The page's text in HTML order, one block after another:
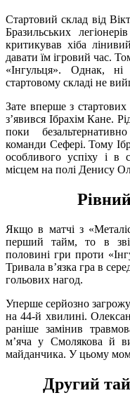
Стартовий склад від
Бразильських
критикував хіба
давати їм ігровий час.
«Інгульця». Однак,
стартовому складі не
Зате вперше з
з’явився Ібрахім Кане.
поки
команди Сефері. Тому
особливого успіху і в
місцем на полі Денису
Якщо в матчі з
перший тайм, то в
половині гри проти
Тривала в’язка гра в
гольових нагод.
Уперше серйозно
на 44-й хвилині.
раніше замінив
м’яча у Смолякова й
майданчика. У цьому
Другий